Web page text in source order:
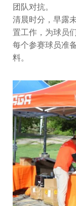
团队对抗。
清晨时分，早露
置工作，为球员
每个参赛球员准
料。